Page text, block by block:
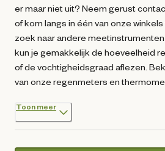
er maar niet uit? Neem gerust
of kom langs in één van onze
zoek naar andere
kun je gemakkelijk de hoeveelheid
of de vochtigheidsgraad aflezen.
van onze regenmeters en
Toon meer